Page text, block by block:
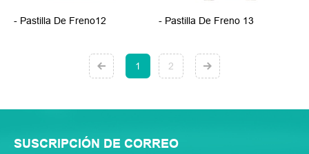
- Pastilla De Freno12 - Pastilla De Freno 13
1 2
SUSCRIPCIÓN DE CORREO